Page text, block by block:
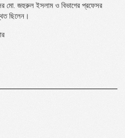
মো. জহুরুল ইসলাম ও বিভাগের প্রফেসর
ছিলেন।